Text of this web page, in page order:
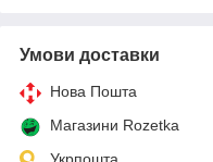
Умови доставки
Нова Пошта
Магазини Rozetka